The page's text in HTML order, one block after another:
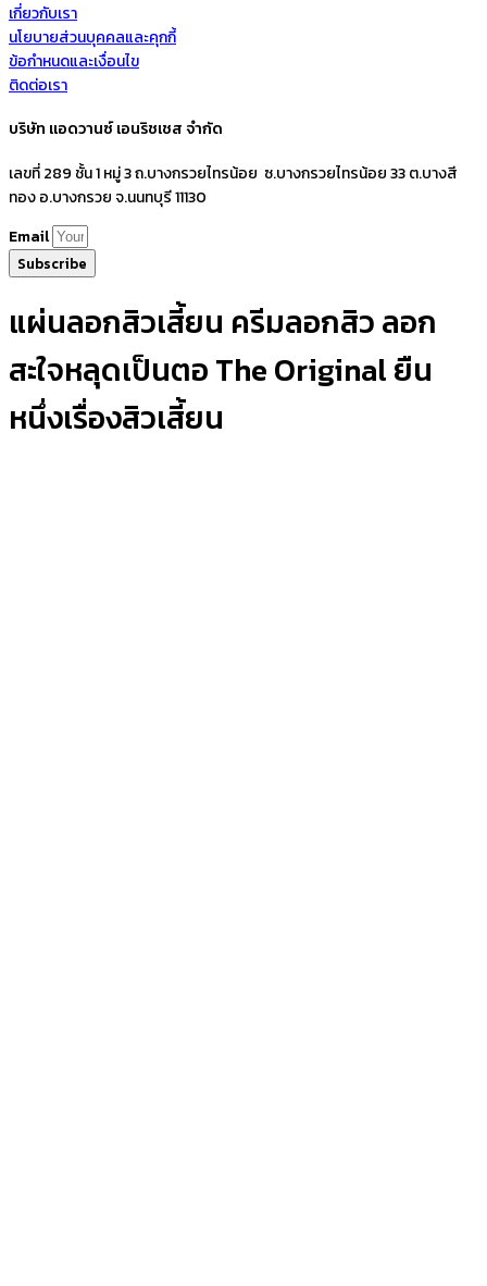
เกี่ยวกับเรา
นโยบายส่วนบุคคลและคุกกี้
ข้อกำหนดและเงื่อนไข
ติดต่อเรา
บริษัท แอดวานซ์ เอนริชเชส จำกัด
เลขที่ 289 ชั้น 1 หมู่ 3 ถ.บางกรวยไทรน้อย ซ.บางกรวยไทรน้อย 33 ต.บางสี
ทอง อ.บางกรวย จ.นนทบุรี 11130
Email
Subscribe
แผ่นลอกสิวเสี้ยน ครีมลอกสิว ลอก
สะใจหลุดเป็นตอ The Original ยืน
หนึ่งเรื่องสิวเสี้ยน